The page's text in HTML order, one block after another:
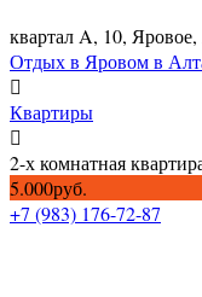
квартал A, 10,
Отдых в Яровом в
Квартиры
2-х комнатная
5.000руб.
+7 (983) 176-72-87